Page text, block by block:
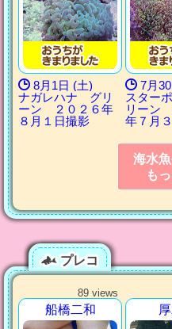
8月1日 (土)
ナガレハナ グリ
ーン ２０２６年
８月１日撮影
7月
スター
リーン
年７月
海水
も
プレコ
89 views
船橋二和